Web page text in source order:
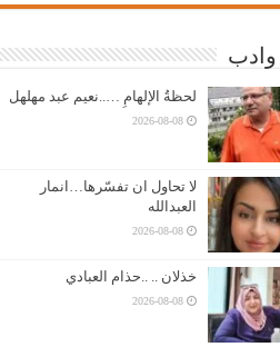
وادب
لحظةُ الإلهامِ …..نعيم عبد مهلهل
2026-08-08
لا تحاول ان تفسّرها…انمار
العبدالله
2026-08-08
خذلان .. ..حذام العبادي
2026-08-08